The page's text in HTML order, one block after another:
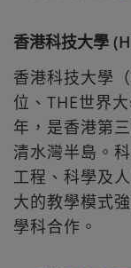
香港科技大學
香港科技大學
位、THE世界
年，是香港第
清水灣半島。
工程、科學及
大的教學模式
學科合作。